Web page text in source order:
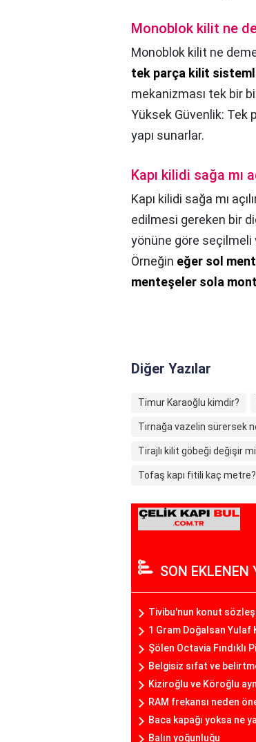
Monoblok kilit ne
Monoblok kilit ne
tek parça kilit
mekanizması tek bir
Yüksek Güvenlik: Tek
yapı sunarlar.
Kapı kilidi sağa mı
Kapı kilidi sağa mı
edilmesi gereken bir
yönüne göre seçilmeli
Örneğin eğer sol
menteşeler sola
Diğer Yazılar
Timur Karaoğlu kimdir?
Tırnağa vazelin sürersek
Tirajlı kilit göbeği değişir
Tofaş kapı fitili kaç metre?
SON EKLENEN
Tivibu'nun konut
1 Gram Doğalsan Yulaf
Şölen Octavia Fındıklı
Belgisiz sıfat ve
Kiziroğlu ve Köroğlu
RAM frekansı neden
Baca kapağı yoksa ne
Balın yoğunluğu